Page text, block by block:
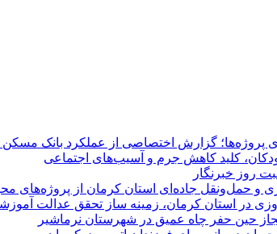
پروژه‌ها؛ گزارش اختصاصی از عملکرد بانک
کلید کاهش جرم و آسیب‌های اجتماعی
روز خبرنگار
و حمل‌ونقل جاده‌ای استان کرمان از پروژه‌های
حین حفر چاه عمیق در شهرستان نرماشیر